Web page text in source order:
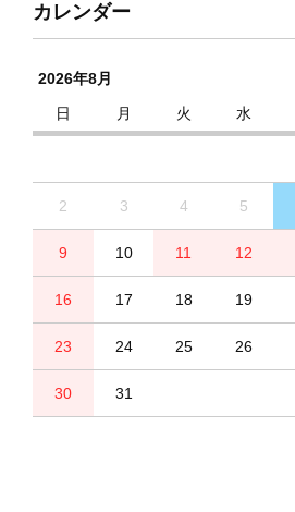
カレンダー
2026年8月
日
月 火 水
2 3 4 5
9 10 11 12
16 17 18 19
23 24 25 26
30 31